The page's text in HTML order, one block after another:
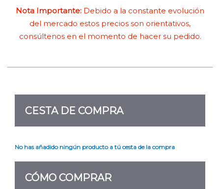
Nota Importante: Debido a la constante evolución
del mercado estos precios son orientativos,
consúltenos en el momento de hacer su pedido.
CESTA DE COMPRA
No has añadido ningún producto a tú cesta de la compra
CÓMO COMPRAR